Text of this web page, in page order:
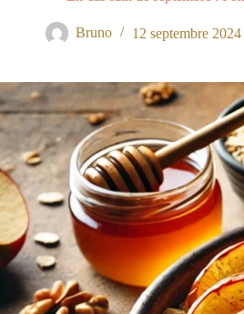
Bruno 12 septembre 2024